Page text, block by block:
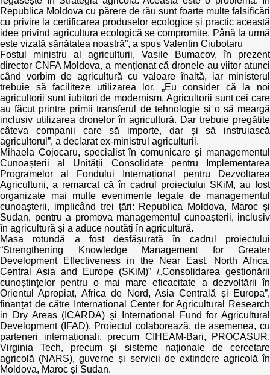
Republica Moldova cu părere de rău sunt foarte multe falsificări
cu privire la certificarea produselor ecologice și practic această
idee privind agricultura ecologică se compromite. Până la urmă
este vizată sănătatea noastră”, a spus Valentin Ciubotaru
Fostul ministru al agriculturii, Vasile Bumacov, în prezent
director CNFA Moldova, a menționat că dronele au viitor atunci
când vorbim de agricultură cu valoare înaltă, iar ministerul
trebuie să faciliteze utilizarea lor. „Eu consider că la noi
agricultorii sunt iubitori de modernism. Agricultorii sunt cei care
au făcut printre primii transferul de tehnologie și o să meargă
inclusiv utilizarea dronelor în agricultură. Dar trebuie pregătite
câteva companii care să importe, dar și să instruiască
agricultorul”, a declarat ex-ministrul agriculturii.
Mihaela Cojocaru, specialist în comunicare și managementul
Cunoașterii al Unității Consolidate pentru Implementarea
Programelor al Fondului Internațional pentru Dezvoltarea
Agriculturii, a remarcat că în cadrul proiectului SKiM, au fost
organizate mai multe evenimente legate de managementul
cunoașterii, implicând trei țări: Republica Moldova, Maroc și
Sudan, pentru a promova managementul cunoașterii, inclusiv
în agricultură și a aduce noutăți în agricultură.
Masa rotundă a fost desfășurată în cadrul proiectului
“Strengthening Knowledge Management for Greater
Development Effectiveness in the Near East, North Africa,
Central Asia and Europe (SKiM)” /„Consolidarea gestionării
cunoștințelor pentru o mai mare eficacitate a dezvoltării în
Orientul Apropiat, Africa de Nord, Asia Centrală și Europa”,
finanțat de către International Center for Agricultural Research
in Dry Areas (ICARDA) și International Fund for Agricultural
Development (IFAD). Proiectul colaborează, de asemenea, cu
parteneri internaționali, precum CIHEAM-Bari, PROCASUR,
Virginia Tech, precum și sisteme naționale de cercetare
agricolă (NARS), guverne și servicii de extindere agricolă în
Moldova, Maroc și Sudan.